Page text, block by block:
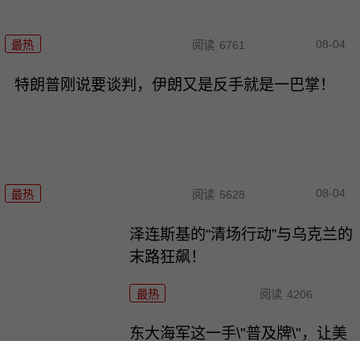
最热 阅读 6761 08-04
特朗普刚说要谈判，伊朗又是反手就是一巴掌！
最热 阅读 5628 08-04
泽连斯基的“清场行动”与乌克兰的
末路狂飙！
最热 阅读 4206
东大海军这一手\"普及牌\"，让美